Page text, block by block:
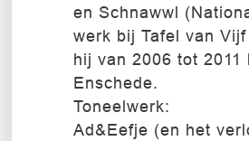
en Schnawwl
werk bij Tafel van
hij van 2006 tot
Enschede.
Toneelwerk:
Ad&Eefje (en het